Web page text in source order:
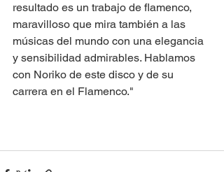
resultado es un trabajo de flamenco,
maravilloso que mira también a las
músicas del mundo con una elegancia
y sensibilidad admirables. Hablamos
con Noriko de este disco y de su
carrera en el Flamenco."